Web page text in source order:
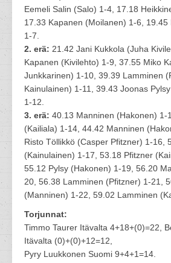
Eemeli Salin (Salo) 1-4, 17.18
17.33 Kapanen (Moilanen) 1-6, 19.45
1-7.
2. erä: 21.42 Jani Kukkola (Juha
Kapanen (Kivilehto) 1-9, 37.55 Miko
Junkkarinen) 1-10, 39.39 Lamminen
Kainulainen) 1-11, 39.43 Joonas
1-12.
3. erä: 40.13 Manninen (Hakonen) 1-
(Kailiala) 1-14, 44.42 Manninen
Risto Töllikkö (Casper Pfitzner) 1-16,
(Kainulainen) 1-17, 53.18 Pfitzner
55.12 Pylsy (Hakonen) 1-19, 56.20
20, 56.38 Lamminen (Pfitzner) 1-21,
(Manninen) 1-22, 59.02 Lamminen
Torjunnat:
Timmo Taurer Itävalta 4+18+(0)=22,
Itävalta (0)+(0)+12=12,
Pyry Luukkonen Suomi 9+4+1=14.